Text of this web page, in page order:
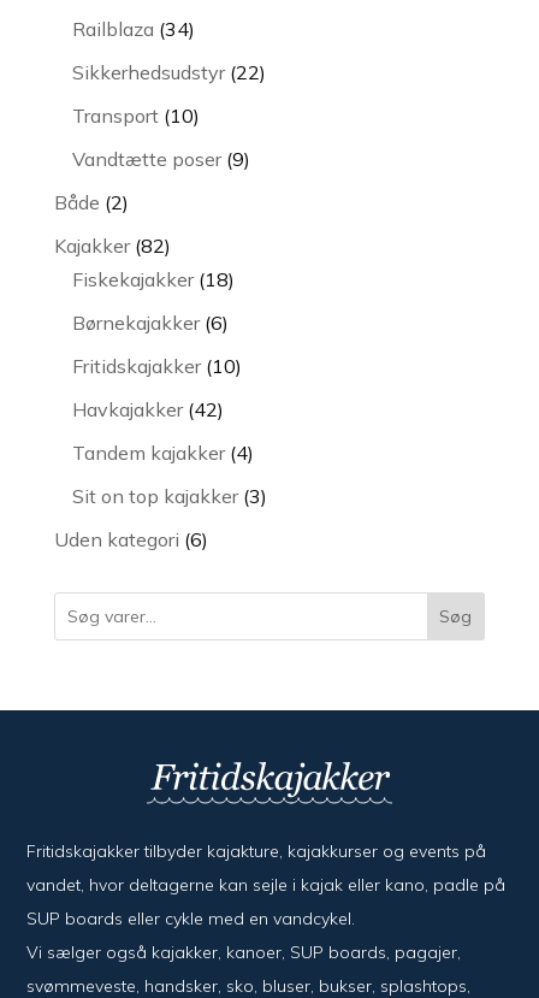
varer
Railblaza 3434
varer
Sikkerhedsudstyr 2222
Transport 1010
varer
Vandtætte poser 99
Både 22
varer
Kajakker 8282
varer
Fiskekajakker 1818
Børnekajakker 66
varer
Fritidskajakker 1010
Havkajakker 4242
varer
Tandem kajakker 44
varer
Sit on top kajakker 33
Uden kategori 66
Søg
Fritidskajakker tilbyder kajak­ture, kajak­kurser og events på
vandet, hvor del­ta­ger­ne kan sejle i kajak eller kano, padle på
SUP boards eller cykle med en vand­cykel.
Vi sælger også kajak­ker, kanoer, SUP boards, pagajer,
svømme­veste, hand­sker, sko, bluser, bukser, splash­tops,